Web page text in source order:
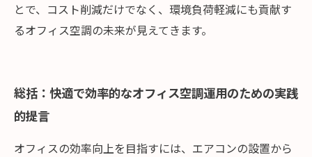
とで、コスト削減だけでなく、環境負荷軽減にも貢献す
るオフィス空調の未来が見えてきます。
総括：快適で効率的なオフィス空調運用のための実践
的提言
オフィスの効率向上を目指すには、エアコンの設置から